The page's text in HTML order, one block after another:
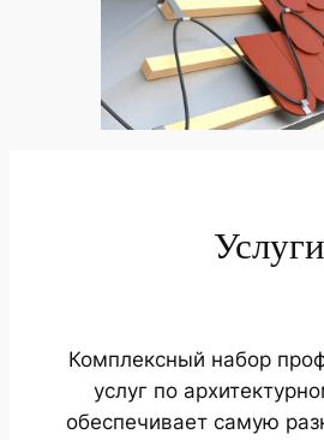
Услуги
Комплексный набор
услуг по
обеспечивает самую